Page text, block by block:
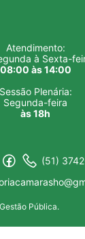
Atendimento:
à Sexta-
08:00 às 14:00
Sessão Plenária:
Segunda-feira
às 18h
(51)
Pública.